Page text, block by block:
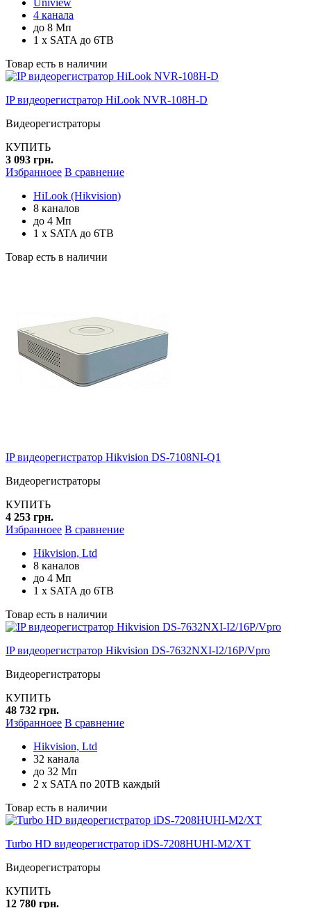
4 канала
до 8 Мп
1 x SATA до 6TB
Товар есть в наличии
IP видеорегистратор HiLook NVR-108H-D
Видеорегистраторы
КУПИТЬ
3 093 грн.
Избранноее В сравнение
HiLook (Hikvision)
8 каналов
до 4 Мп
1 x SATA до 6TB
Товар есть в наличии
IP видеорегистратор Hikvision DS-7108NI-Q1
Видеорегистраторы
КУПИТЬ
4 253 грн.
Избранноее В сравнение
Hikvision, Ltd
8 каналов
до 4 Мп
1 x SATA до 6TB
Товар есть в наличии
IP видеорегистратор Hikvision DS-7632NXI-I2/16P/Vpro
Видеорегистраторы
КУПИТЬ
48 732 грн.
Избранноее В сравнение
Hikvision, Ltd
32 канала
до 32 Мп
2 x SATA по 20TB каждый
Товар есть в наличии
Turbo HD видеорегистратор iDS-7208HUHI-M2/XT
Видеорегистраторы
КУПИТЬ
12 780 грн.